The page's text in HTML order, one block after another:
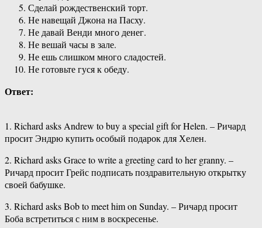
Сделай рождественский торт.
Не навещай Джона на Пасху.
Не давай Венди много денег.
Не вешай часы в зале.
Не ешь слишком много сладостей.
Не готовьте гуся к обеду.
Ответ:
1. Richard asks Andrew to buy a special gift for Helen. – Ричард
просит Эндрю купить особый подарок для Хелен.
2. Richard asks Grace to write a greeting card to her granny. –
Ричард просит Грейс подписать поздравительную открытку
своей бабушке.
3. Richard asks Bob to meet him on Sunday. – Ричард просит
Боба встретиться с ним в воскресенье.